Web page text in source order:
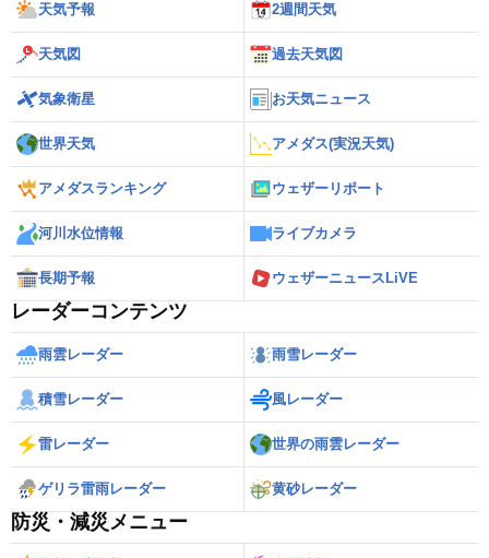
天気予報 2週間天気
天気図 過去天気図
気象衛星 お天気ニュース
世界天気 アメダス(実況天気)
アメダスランキング ウェザーリポート
河川水位情報 ライブカメラ
長期予報 ウェザーニュースLiVE
レーダーコンテンツ
雨雲レーダー 雨雪レーダー
積雪レーダー 風レーダー
雷レーダー 世界の雨雲レーダー
ゲリラ雷雨レーダー 黄砂レーダー
防災・減災メニュー